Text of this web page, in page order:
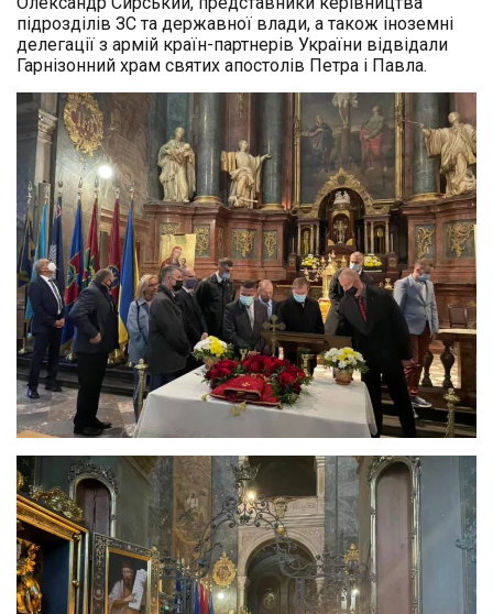
підрозділів ЗС та державної влади, а також іноземні
делегації з армій країн-партнерів України відвідали
Гарнізонний храм святих апостолів Петра і Павла.